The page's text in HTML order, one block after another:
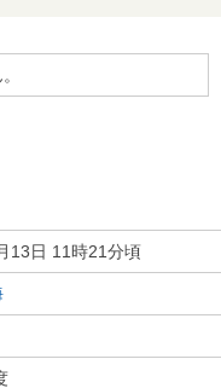
13日 11時21分頃